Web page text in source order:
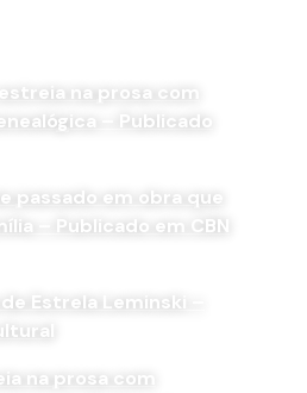
na prosa com
– Publicado
passado em obra que
– Publicado em CBN
Estrela Leminski –
na prosa com